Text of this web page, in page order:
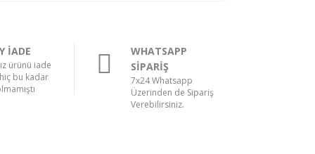
İADE
ürünü iade
bu kadar
WHATSAPP
SİPARİŞ
7x24 Whatsapp
Üzerinden de Sipariş
Verebilirsiniz.